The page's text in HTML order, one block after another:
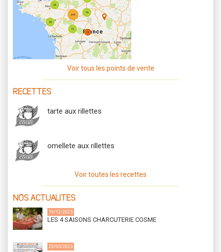
Voir tous les points de vente
RECETTES
tarte aux rillettes
omellete aux rillettes
Voir toutes les recettes
NOS ACTUALITES
19/12/2025
LES 4 SAISONS CHARCUTERIE COSME
23/05/2025